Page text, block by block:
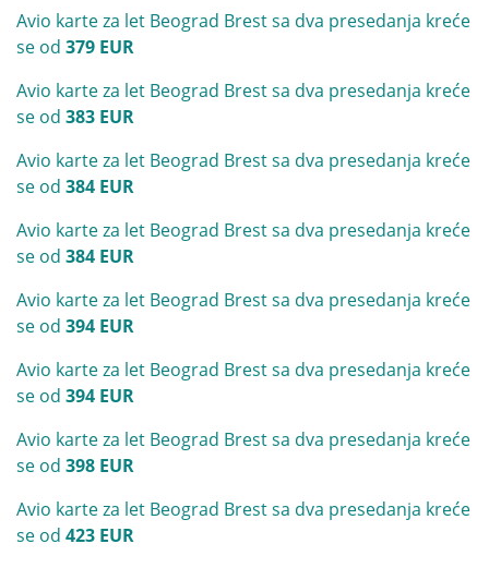
Avio karte za let Beograd Brest sa dva presedanja kreće
se od 379 EUR
Avio karte za let Beograd Brest sa dva presedanja kreće
se od 383 EUR
Avio karte za let Beograd Brest sa dva presedanja kreće
se od 384 EUR
Avio karte za let Beograd Brest sa dva presedanja kreće
se od 384 EUR
Avio karte za let Beograd Brest sa dva presedanja kreće
se od 394 EUR
Avio karte za let Beograd Brest sa dva presedanja kreće
se od 394 EUR
Avio karte za let Beograd Brest sa dva presedanja kreće
se od 398 EUR
Avio karte za let Beograd Brest sa dva presedanja kreće
se od 423 EUR